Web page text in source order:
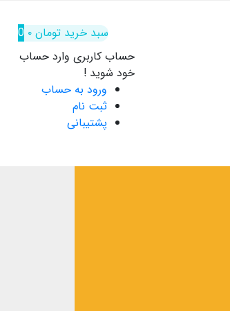
سبد خرید تومان۰
0
حساب کاربری وارد حساب
خود شوید !
ورود به حساب
ثبت نام
پشتیبانی